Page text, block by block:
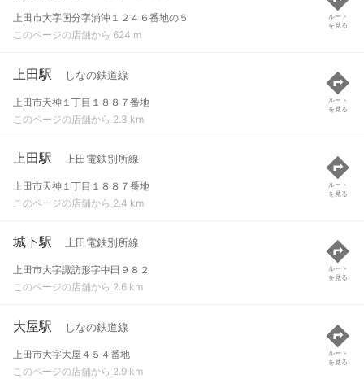
上田市大字国分字浦沖１２４６番地の５
このページの店舗から 624 m
ルート
を見る
上田駅 しなの鉄道線
上田市天神１丁目１８８７番地
このページの店舗から 2.3 km
ルート
を見る
上田駅 上田電鉄別所線
上田市天神１丁目１８８７番地
このページの店舗から 2.4 km
ルート
を見る
城下駅 上田電鉄別所線
上田市大字諏訪形字中田９８２
このページの店舗から 2.6 km
ルート
を見る
大屋駅 しなの鉄道線
上田市大字大屋４５４番地
このページの店舗から 2.9 km
ルート
を見る